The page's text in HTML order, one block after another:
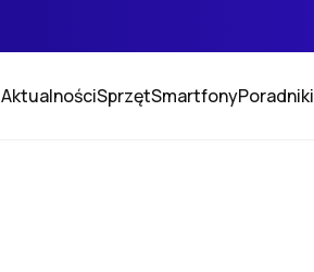
AktualnościSprzętSmartfonyPoradniki